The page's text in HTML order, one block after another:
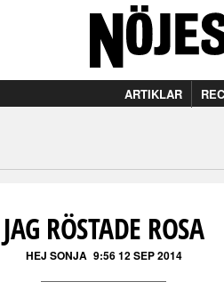
ARTIKLAR
JAG RÖSTADE ROSA
HEJ SONJA 9:56 12 SEP 2014